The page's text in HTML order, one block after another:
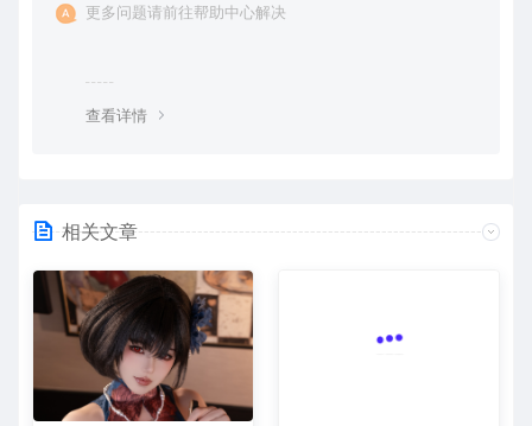
更多问题请前往帮助中心解决
查看详情
相关文章